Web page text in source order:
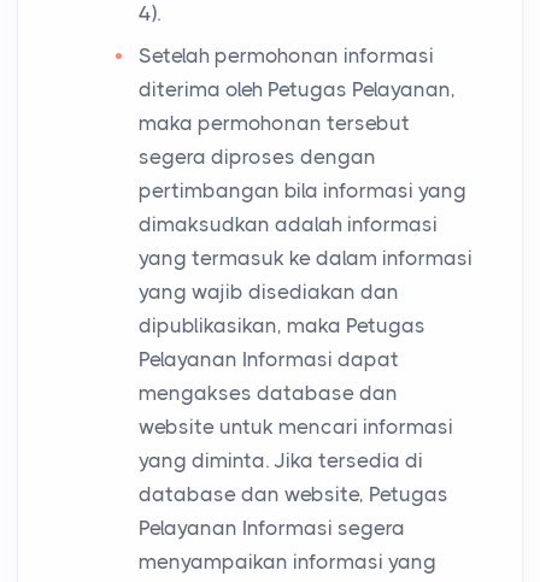
4).
Setelah permohonan informasi
diterima oleh Petugas Pelayanan,
maka permohonan tersebut
segera diproses dengan
pertimbangan bila informasi yang
dimaksudkan adalah informasi
yang termasuk ke dalam informasi
yang wajib disediakan dan
dipublikasikan, maka Petugas
Pelayanan Informasi dapat
mengakses database dan
website untuk mencari informasi
yang diminta. Jika tersedia di
database dan website, Petugas
Pelayanan Informasi segera
menyampaikan informasi yang